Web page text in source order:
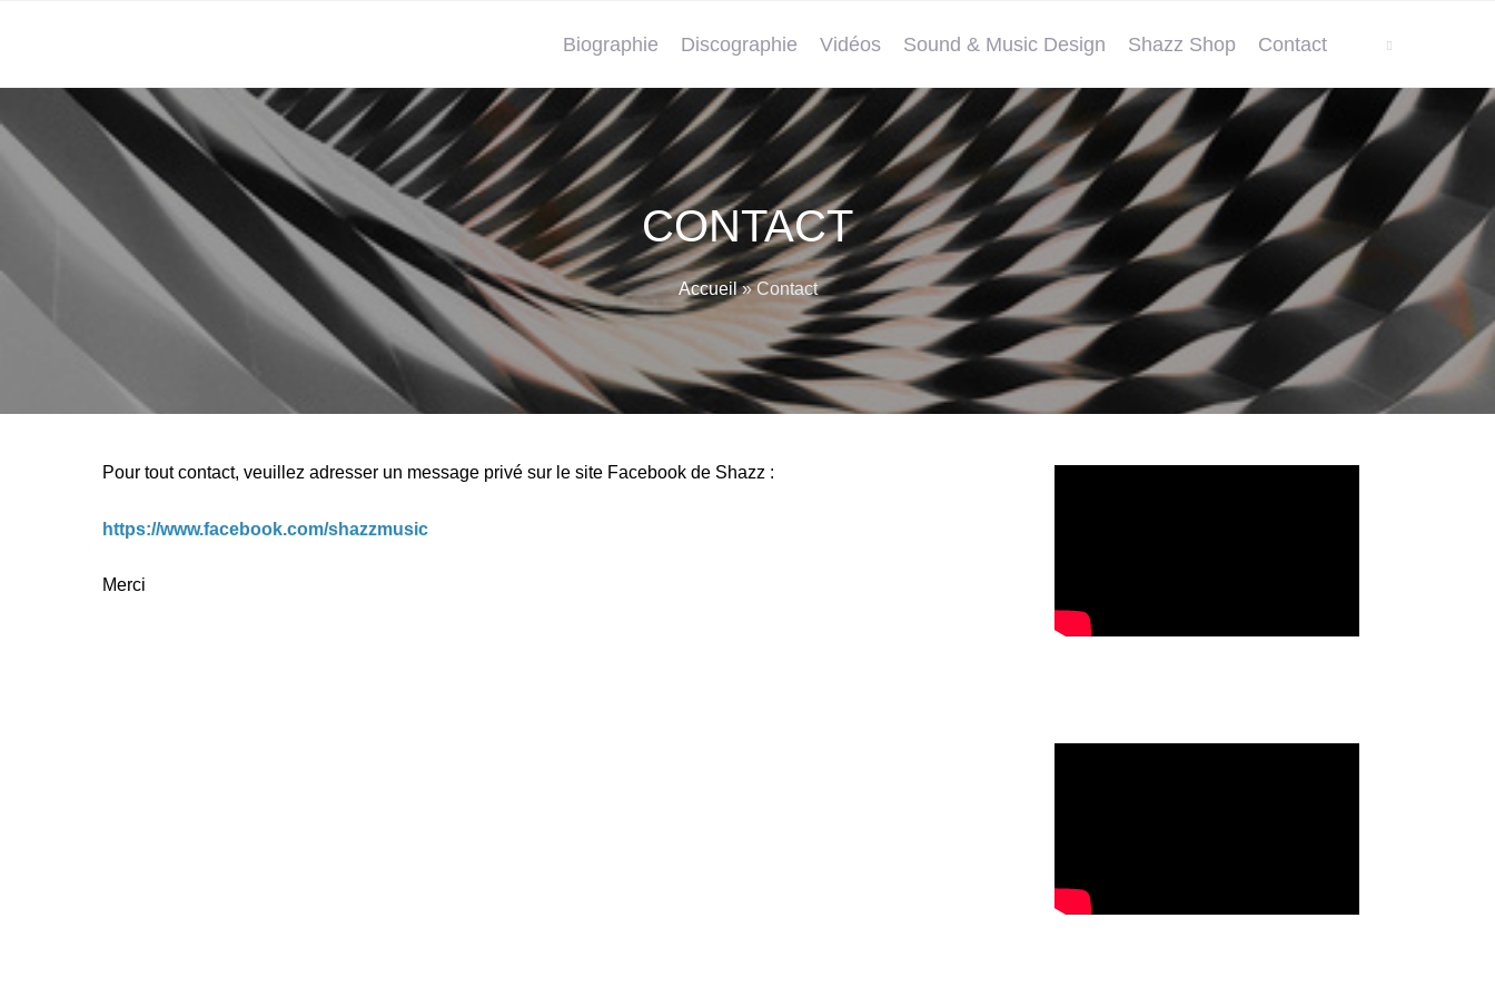
Biographie Discographie Vidéos Sound & Music Design Shazz Shop Contact
CONTACT
Accueil»Contact
Pour tout contact, veuillez adresser un message privé sur le site Facebook de Shazz :
https://www.facebook.com/shazzmusic
Merci